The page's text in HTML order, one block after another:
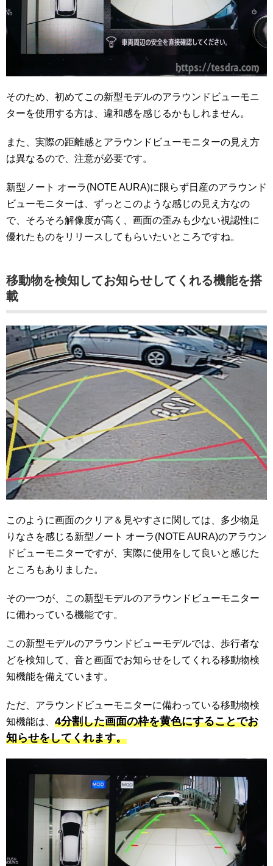
そのため、初めてこの新型モデルのアラウンドビューモニ
ターを使用する方は、違和感を感じるかもしれません。
また、実際の距離感とアラウンドビューモニターの見え方
は異なるので、注意が必要です。
新型ノート オーラ(NOTE AURA)に限らず日産のアラウンド
ビューモニターは、ずっとこのような感じの見え方なの
で、そろそろ解像度が高く、画面の歪みも少ない視認性に
優れたものをリリースしてもらいたいところですね。
移動物を検知してお知らせしてくれる機能を搭
載
このように画面のクリア＆見やすさに関しては、多少物足
りなさを感じる新型ノート オーラ(NOTE AURA)のアラウン
ドビューモニターですが、実際に使用をして良いと感じた
ところもありました。
その一つが、この新型モデルのアラウンドビューモニター
に備わっている機能です。
この新型モデルのアラウンドビューモデルでは、歩行者な
どを検知して、音と画面でお知らせをしてくれる移動物検
知機能を備えています。
ただ、アラウンドビューモニターに備わっている移動物検
知機能は、 4分割した画面の枠を黄色にすることでお
知らせをしてくれます。